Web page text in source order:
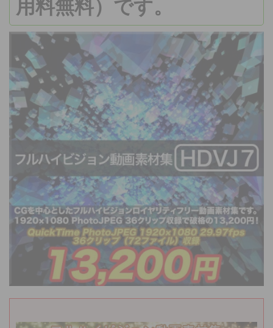
用料無料）です。